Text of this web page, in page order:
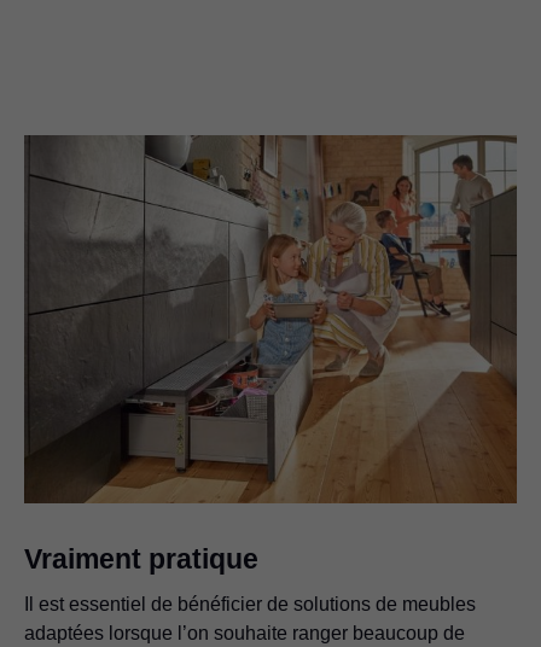
Vraiment pratique
Il est essentiel de bénéficier de solutions de meubles
adaptées lorsque l’on souhaite ranger beaucoup de